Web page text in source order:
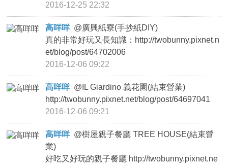
2016-12-25 22:32
高咩咩 @廣興紙寮(手抄紙DIY)
真的非常好玩又長知識：http://twobunny.pixnet.n
et/blog/post/64702006
2016-12-06 09:22
高咩咩 @ IL Giardino 義花園(結束營業)
http://twobunny.pixnet.net/blog/post/64697041
2016-12-06 09:21
高咩咩 @樹屋親子餐廳 TREE HOUSE(結束營
業)
好吃又好玩的親子餐廳 http://twobunny.pixnet.ne